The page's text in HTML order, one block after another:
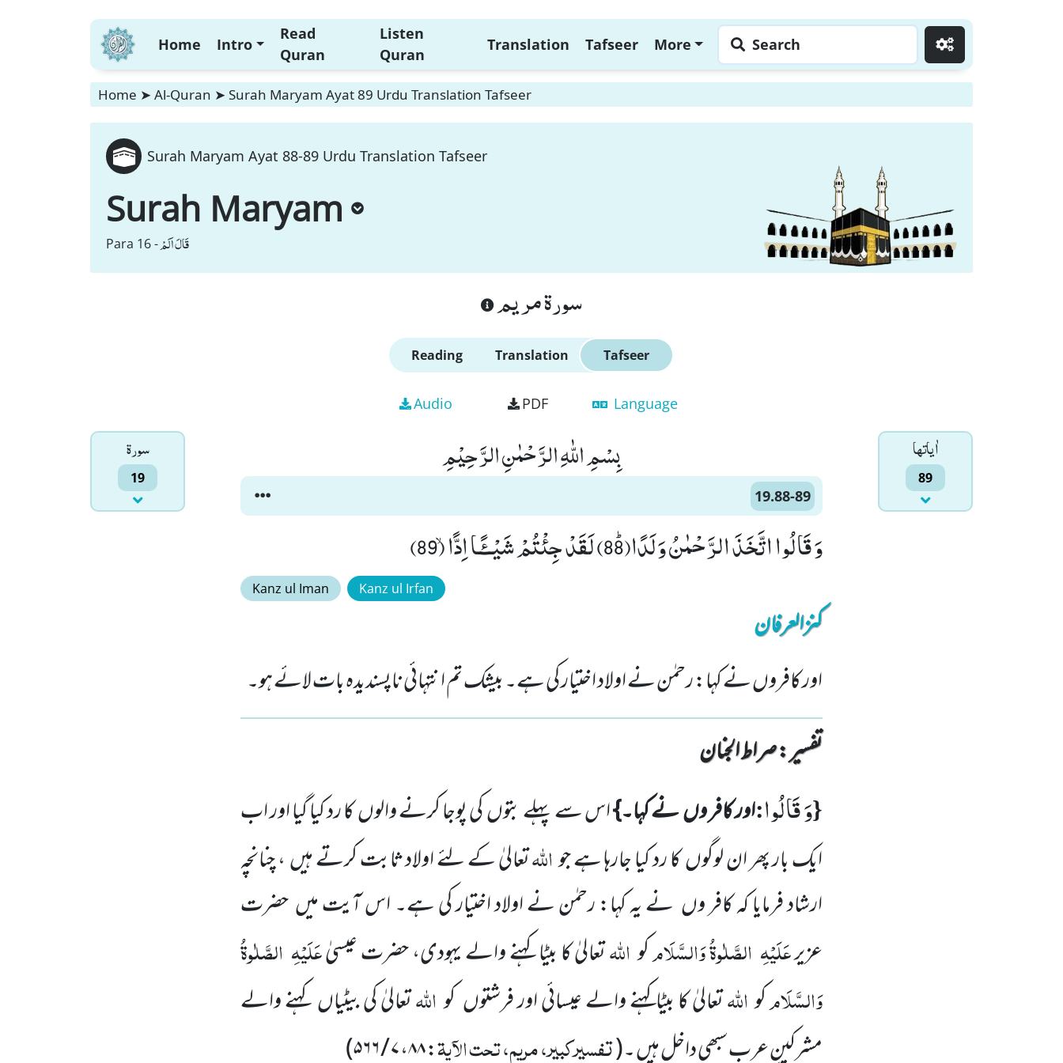
Home Intro
Read
Quran
Listen
Quran
Translation Tafseer More Search
Home ➤ Al-Quran ➤ Surah Maryam Ayat 89 Urdu Translation Tafseer
Surah Maryam Ayat 88-89 Urdu Translation Tafseer
Surah Maryam
Para 16 -قَالَ اَلَمْ
سورة مريم
Reading Translation Tafseer
Audio PDF Language
سورۃ
19
اٰياتها
89
بِسْمِ اللّٰهِ الرَّحْمٰنِ الرَّحِیْمِ
19.88-89
وَ قَالُوا اتَّخَذَ الرَّحْمٰنُ وَلَدًاﭤ(88) لَقَدْ جِئْتُمْ شَیْــٴًـا اِدًّاۙ (89)
Kanz ul Iman Kanz ul Irfan
کنزالعرفان
اور کافروں نے کہا: رحمٰن نے اولاد اختیار کی ہے۔ بیشک تم انتہائی ناپسندیدہ بات لائے ہو۔
تفسیر : ‎صراط الجنان
{وَ قَالُوا:اور کافر وںنے کہا۔}اس سے پہلے بتوںکی پوجا کرنے والوںکا رد کیا گیا اور اب
ایک بار پھر ان لوگوںکا رد کیا جارہا ہے جواللہتعالیٰ کے لئے اولاد ثابت کرتے ہیں، چنانچہ
ارشاد فرمایا کہ کافر وں نے یہ کہا: رحمٰن نے اولاد اختیارکی ہے۔ اس آیت میںحضرت
عزیرعَلَیْہِ الصَّلٰوۃُ وَالسَّلَامکواللہتعالیٰ کا بیٹا کہنے والے یہودی، حضرت عیسیٰعَلَیْہِ الصَّلٰوۃُ
وَالسَّلَامکواللہتعالیٰ کا بیٹاکہنے والے عیسائی اور فرشتوں کواللہتعالیٰ کی بیٹیاںکہنے والے
مشرکینِ عرب سبھی داخل ہیں ۔(تفسیرکبیر، مریم، تحت الآیۃ:۸۸،۷ / ۵۶۶ )